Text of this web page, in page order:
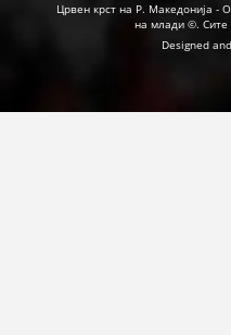
Црвен крст на Р. Македонија -
на млади ©. Сите
Designed